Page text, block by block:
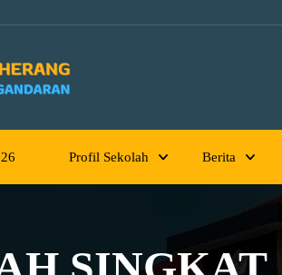
Profil Sekolah Berita